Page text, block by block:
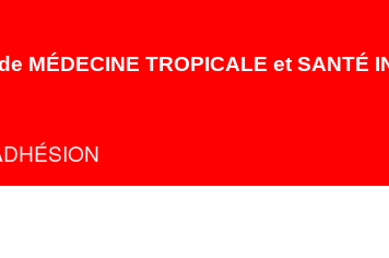
MÉDECINE TROPICALE et SANTÉ